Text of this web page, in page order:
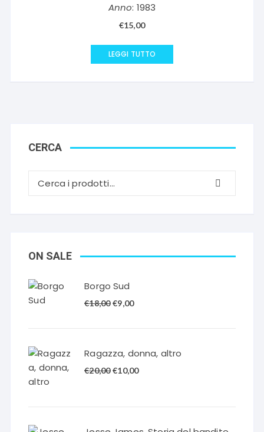
Anno: 1983
€15,00
LEGGI TUTTO
CERCA
ON SALE
Borgo Sud
€18,00 Il
€18,00.
€9,00Il
€9,00.
Ragazza, donna, altro
€20,00 Il
€20,00.
€10,00Il
€10,00.